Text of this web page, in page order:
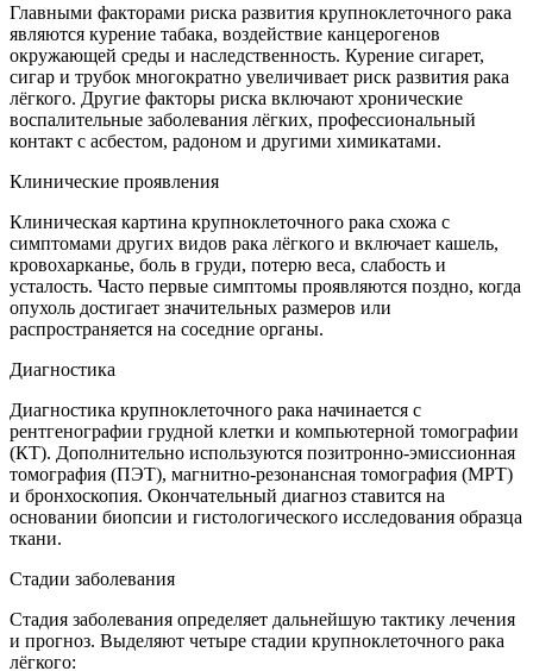
Главными факторами риска развития крупноклеточного рака
являются курение табака, воздействие канцерогенов
окружающей среды и наследственность. Курение сигарет,
сигар и трубок многократно увеличивает риск развития рака
лёгкого. Другие факторы риска включают хронические
воспалительные заболевания лёгких, профессиональный
контакт с асбестом, радоном и другими химикатами.
Клинические проявления
Клиническая картина крупноклеточного рака схожа с
симптомами других видов рака лёгкого и включает кашель,
кровохарканье, боль в груди, потерю веса, слабость и
усталость. Часто первые симптомы проявляются поздно, когда
опухоль достигает значительных размеров или
распространяется на соседние органы.
Диагностика
Диагностика крупноклеточного рака начинается с
рентгенографии грудной клетки и компьютерной томографии
(КТ). Дополнительно используются позитронно-эмиссионная
томография (ПЭТ), магнитно-резонансная томография (МРТ)
и бронхоскопия. Окончательный диагноз ставится на
основании биопсии и гистологического исследования образца
ткани.
Стадии заболевания
Стадия заболевания определяет дальнейшую тактику лечения
и прогноз. Выделяют четыре стадии крупноклеточного рака
лёгкого: